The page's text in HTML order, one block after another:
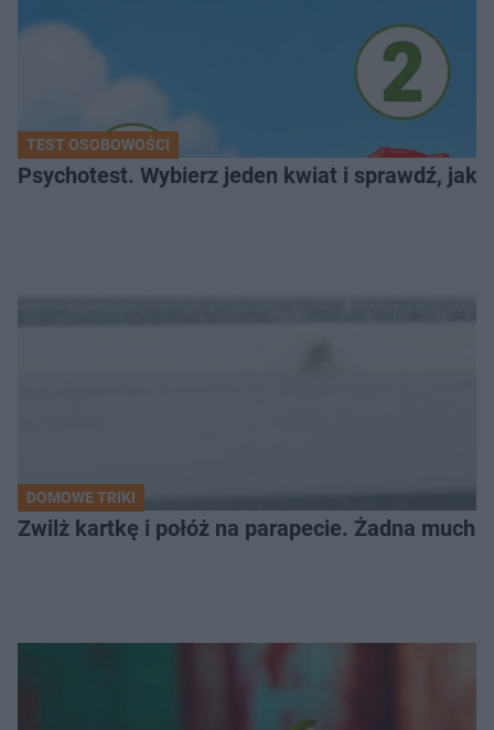
TEST OSOBOWOŚCI
Psychotest. Wybierz jeden kwiat i sprawdź, jaki
DOMOWE TRIKI
Zwilż kartkę i połóż na parapecie. Żadna